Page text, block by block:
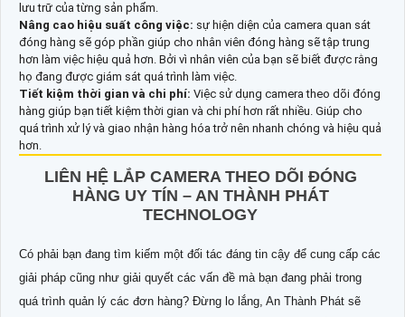
lưu trữ của từng sản phẩm.
Nâng cao hiệu suất công việc: sự hiện diện của camera quan sát
đóng hàng sẽ góp phần giúp cho nhân viên đóng hàng sẽ tập trung
hơn làm việc hiệu quả hơn. Bởi vì nhân viên của bạn sẽ biết được rằng
họ đang được giám sát quá trình làm việc.
Tiết kiệm thời gian và chi phí: Việc sử dụng camera theo dõi đóng
hàng giúp bạn tiết kiệm thời gian và chi phí hơn rất nhiều. Giúp cho
quá trình xử lý và giao nhận hàng hóa trở nên nhanh chóng và hiệu quả
hơn.
LIÊN HỆ LẮP CAMERA THEO DÕI ĐÓNG
HÀNG UY TÍN – AN THÀNH PHÁT
TECHNOLOGY
Có phải bạn đang tìm kiếm một đối tác đáng tin cậy để cung cấp các
giải pháp cũng như giải quyết các vấn đề mà bạn đang phải trong
quá trình quản lý các đơn hàng? Đừng lo lắng, An Thành Phát sẽ